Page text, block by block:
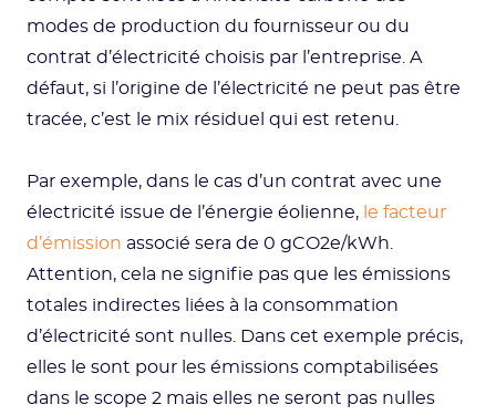
modes de production du fournisseur ou du
contrat d’électricité choisis par l’entreprise. A
défaut, si l’origine de l’électricité ne peut pas être
tracée, c’est le mix résiduel qui est retenu.
Par exemple, dans le cas d’un contrat avec une
électricité issue de l’énergie éolienne, le facteur
d’émission associé sera de 0 gCO2e/kWh.
Attention, cela ne signifie pas que les émissions
totales indirectes liées à la consommation
d’électricité sont nulles. Dans cet exemple précis,
elles le sont pour les émissions comptabilisées
dans le scope 2 mais elles ne seront pas nulles